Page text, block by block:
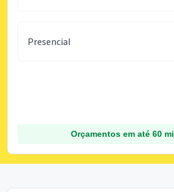
Presencial
Orçamentos em até 60